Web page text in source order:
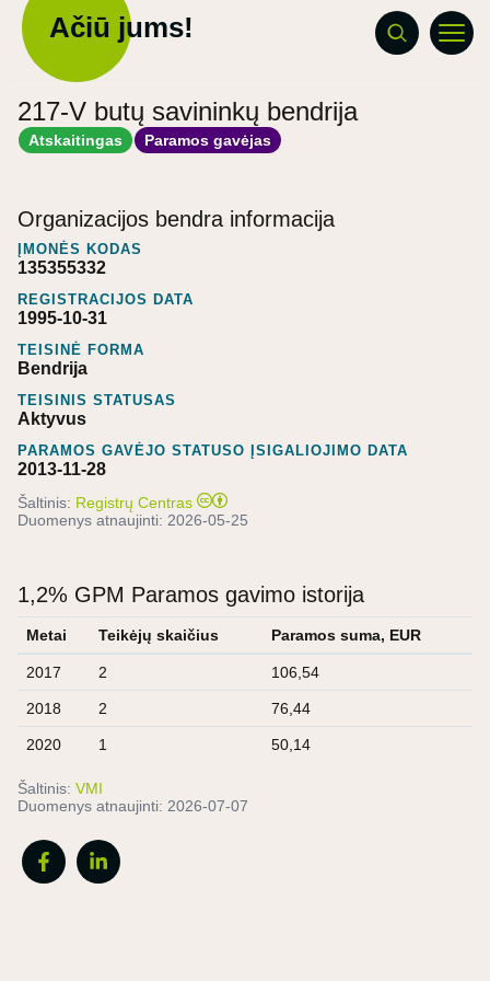
Ačiū jums!
217-V butų savininkų bendrija
Atskaitingas Paramos gavėjas
Organizacijos bendra informacija
ĮMONĖS KODAS
135355332
REGISTRACIJOS DATA
1995-10-31
TEISINĖ FORMA
Bendrija
TEISINIS STATUSAS
Aktyvus
PARAMOS GAVĖJO STATUSO ĮSIGALIOJIMO DATA
2013-11-28
Šaltinis: Registrų Centras
Duomenys atnaujinti: 2026-05-25
1,2% GPM Paramos gavimo istorija
Metai Teikėjų skaičius Paramos suma, EUR
2017 2 106,54
2018 2 76,44
2020 1 50,14
Šaltinis: VMI
Duomenys atnaujinti: 2026-07-07